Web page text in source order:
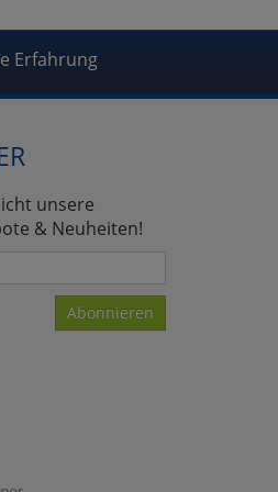
Erfahrung
unsere
& Neuheiten!
Abonnieren